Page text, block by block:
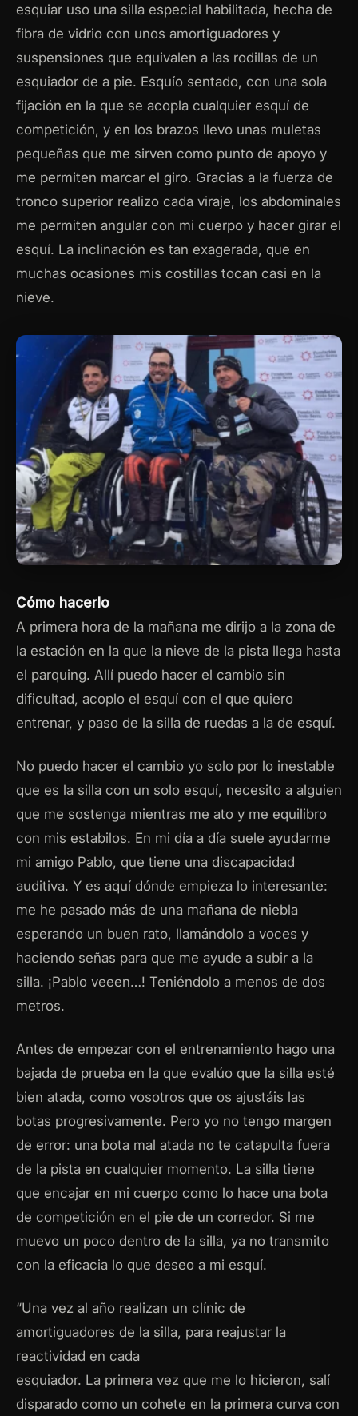
esquiar uso una silla especial habilitada, hecha de
fibra de vidrio con unos amortiguadores y
suspensiones que equivalen a las rodillas de un
esquiador de a pie. Esquío sentado, con una sola
fijación en la que se acopla cualquier esquí de
competición, y en los brazos llevo unas muletas
pequeñas que me sirven como punto de apoyo y
me permiten marcar el giro. Gracias a la fuerza de
tronco superior realizo cada viraje, los abdominales
me permiten angular con mi cuerpo y hacer girar el
esquí. La inclinación es tan exagerada, que en
muchas ocasiones mis costillas tocan casi en la
nieve.
Cómo hacerlo
A primera hora de la mañana me dirijo a la zona de
la estación en la que la nieve de la pista llega hasta
el parquing. Allí puedo hacer el cambio sin
dificultad, acoplo el esquí con el que quiero
entrenar, y paso de la silla de ruedas a la de esquí.
No puedo hacer el cambio yo solo por lo inestable
que es la silla con un solo esquí, necesito a alguien
que me sostenga mientras me ato y me equilibro
con mis estabilos. En mi día a día suele ayudarme
mi amigo Pablo, que tiene una discapacidad
auditiva. Y es aquí dónde empieza lo interesante:
me he pasado más de una mañana de niebla
esperando un buen rato, llamándolo a voces y
haciendo señas para que me ayude a subir a la
silla. ¡Pablo veeen…! Teniéndolo a menos de dos
metros.
Antes de empezar con el entrenamiento hago una
bajada de prueba en la que evalúo que la silla esté
bien atada, como vosotros que os ajustáis las
botas progresivamente. Pero yo no tengo margen
de error: una bota mal atada no te catapulta fuera
de la pista en cualquier momento. La silla tiene
que encajar en mi cuerpo como lo hace una bota
de competición en el pie de un corredor. Si me
muevo un poco dentro de la silla, ya no transmito
con la eficacia lo que deseo a mi esquí.
“Una vez al año realizan un clínic de
amortiguadores de la silla, para reajustar la
reactividad en cada
esquiador. La primera vez que me lo hicieron, salí
disparado como un cohete en la primera curva con